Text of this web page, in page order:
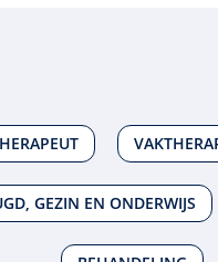
GEZIN EN ONDERWIJS